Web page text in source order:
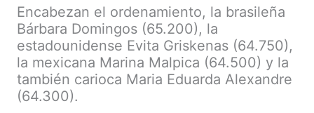
Encabezan el ordenamiento, la brasileña
Bárbara Domingos (65.200), la
estadounidense Evita Griskenas (64.750),
la mexicana Marina Malpica (64.500) y la
también carioca Maria Eduarda Alexandre
(64.300).